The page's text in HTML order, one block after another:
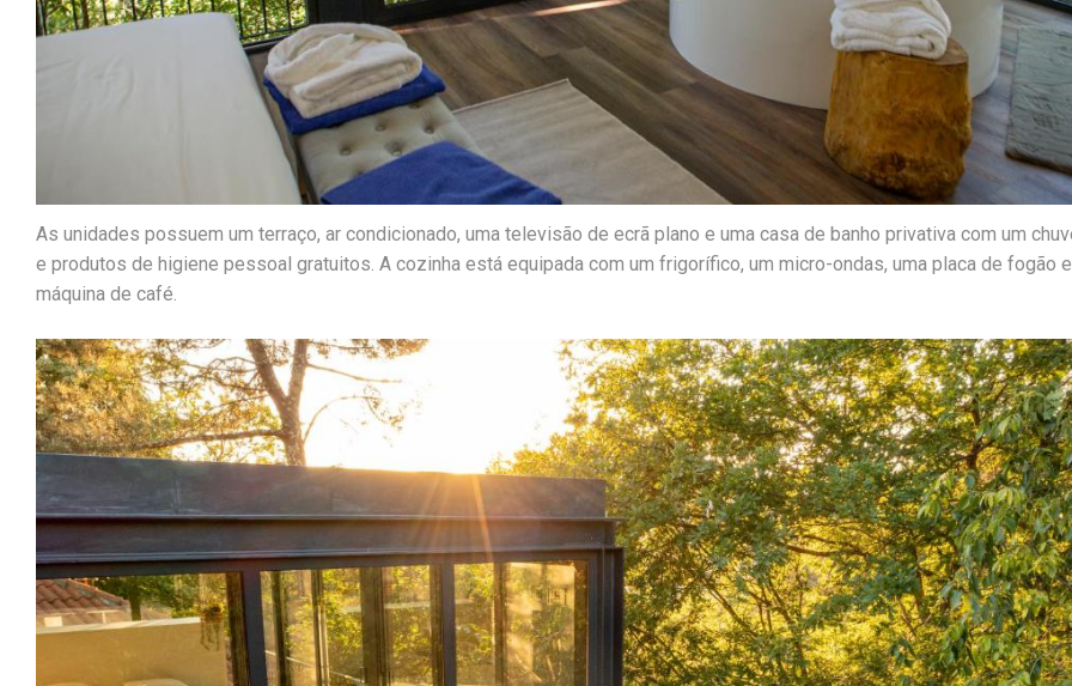
As unidades possuem um terraço, ar condicionado, uma televisão de ecrã plano e uma casa de banho privativa com um
e produtos de higiene pessoal gratuitos. A cozinha está equipada com um frigorífico, um micro-ondas, uma placa de fogão
máquina de café.